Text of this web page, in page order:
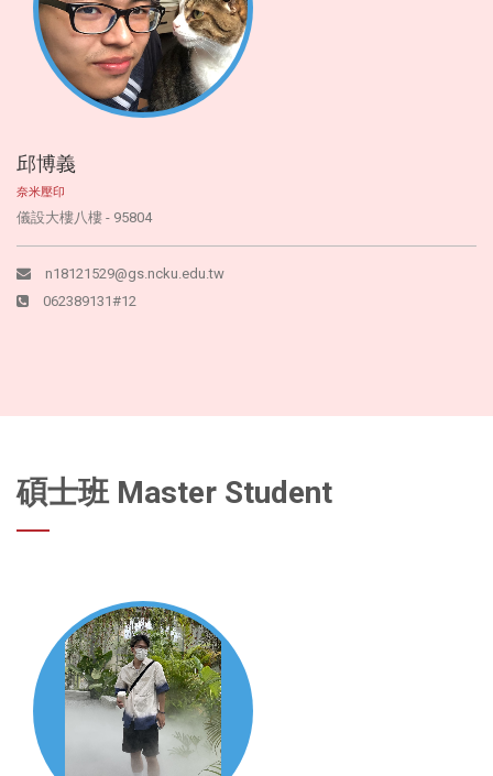
邱博義
奈米壓印
儀設大樓八樓 - 95804
n18121529@gs.ncku.edu.tw
062389131#12
碩士班 Master Student